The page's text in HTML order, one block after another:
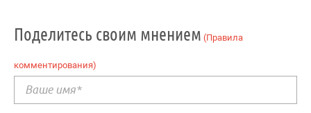
Поделитесь своим мнением (Правила
комментирования)